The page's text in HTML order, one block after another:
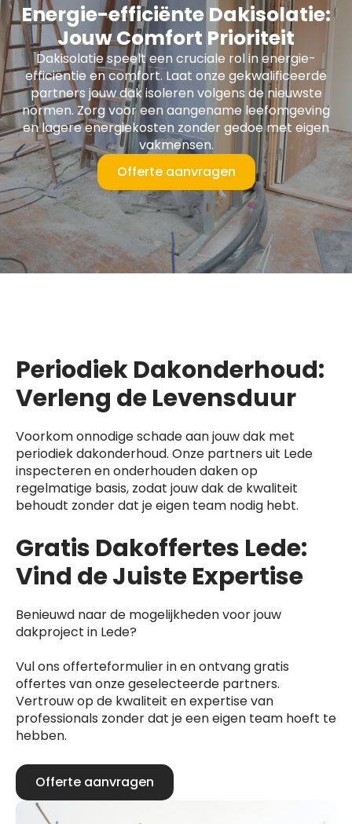
Energie-efficiënte Dakisolatie:
Jouw Comfort Prioriteit
Dakisolatie speelt een cruciale rol in energie-
efficiëntie en comfort. Laat onze gekwalificeerde
partners jouw dak isoleren volgens de nieuwste
normen. Zorg voor een aangename leefomgeving
en lagere energiekosten zonder gedoe met eigen
vakmensen.
Offerte aanvragen
Periodiek Dakonderhoud:
Verleng de Levensduur
Voorkom onnodige schade aan jouw dak met
periodiek dakonderhoud. Onze partners uit Lede
inspecteren en onderhouden daken op
regelmatige basis, zodat jouw dak de kwaliteit
behoudt zonder dat je eigen team nodig hebt.
Gratis Dakoffertes Lede:
Vind de Juiste Expertise
Benieuwd naar de mogelijkheden voor jouw
dakproject in Lede?
Vul ons offerteformulier in en ontvang gratis
offertes van onze geselecteerde partners.
Vertrouw op de kwaliteit en expertise van
professionals zonder dat je een eigen team hoeft te
hebben.
Offerte aanvragen